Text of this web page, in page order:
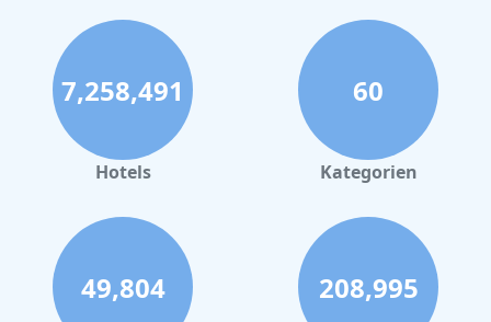
7,258,491
Hotels
60
Kategorien
49,804 208,995